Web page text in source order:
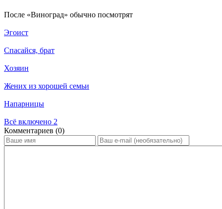
По­сле «Виноград» обыч­но по­смот­рят
Эгоист
Спасайся, брат
Хозяин
Жених из хорошей семьи
Напарницы
Всё включено 2
Ком­мен­та­ри­ев (0)